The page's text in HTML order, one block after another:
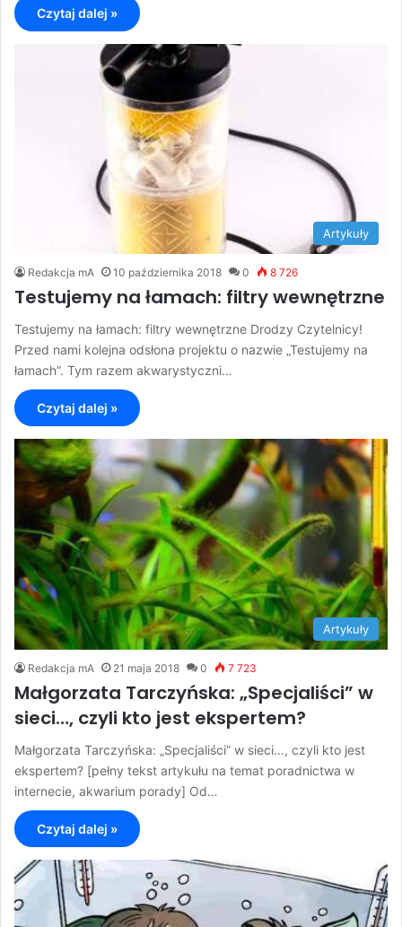
Czytaj dalej »
Artykuły
Redakcja mA 10 października 2018 0 8 726
Testujemy na łamach: filtry wewnętrzne
Testujemy na łamach: filtry wewnętrzne Drodzy Czytelnicy!
Przed nami kolejna odsłona projektu o nazwie „Testujemy na
łamach”. Tym razem akwarystyczni…
Czytaj dalej »
Artykuły
Redakcja mA 21 maja 2018 0 7 723
Małgorzata Tarczyńska: „Specjaliści” w
sieci…, czyli kto jest ekspertem?
Małgorzata Tarczyńska: „Specjaliści” w sieci…, czyli kto jest
ekspertem? [pełny tekst artykułu na temat poradnictwa w
internecie, akwarium porady] Od…
Czytaj dalej »